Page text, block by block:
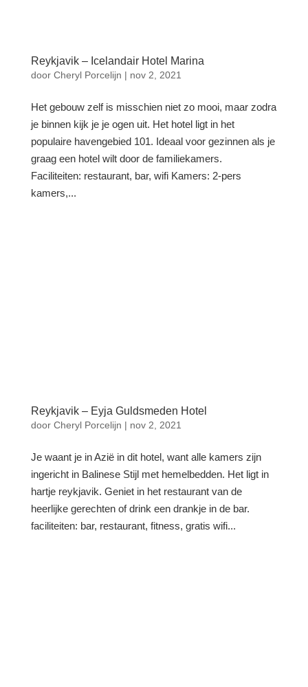
Reykjavik – Icelandair Hotel Marina
door Cheryl Porcelijn | nov 2, 2021
Het gebouw zelf is misschien niet zo mooi, maar zodra
je binnen kijk je je ogen uit. Het hotel ligt in het
populaire havengebied 101. Ideaal voor gezinnen als je
graag een hotel wilt door de familiekamers.
Faciliteiten: restaurant, bar, wifi Kamers: 2-pers
kamers,...
Reykjavik – Eyja Guldsmeden Hotel
door Cheryl Porcelijn | nov 2, 2021
Je waant je in Azië in dit hotel, want alle kamers zijn
ingericht in Balinese Stijl met hemelbedden. Het ligt in
hartje reykjavik. Geniet in het restaurant van de
heerlijke gerechten of drink een drankje in de bar.
faciliteiten: bar, restaurant, fitness, gratis wifi...